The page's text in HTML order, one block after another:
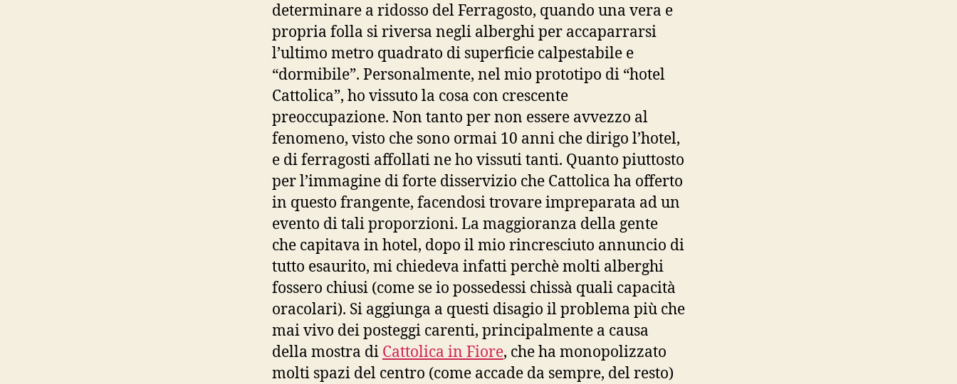
determinare a ridosso del Ferragosto, quando una vera e
propria folla si riversa negli alberghi per accaparrarsi
l’ultimo metro quadrato di superficie calpestabile e
“dormibile”. Personalmente, nel mio prototipo di “hotel
Cattolica”, ho vissuto la cosa con crescente
preoccupazione. Non tanto per non essere avvezzo al
fenomeno, visto che sono ormai 10 anni che dirigo l’hotel,
e di ferragosti affollati ne ho vissuti tanti. Quanto piuttosto
per l’immagine di forte disservizio che Cattolica ha offerto
in questo frangente, facendosi trovare impreparata ad un
evento di tali proporzioni. La maggioranza della gente
che capitava in hotel, dopo il mio rincresciuto annuncio di
tutto esaurito, mi chiedeva infatti perchè molti alberghi
fossero chiusi (come se io possedessi chissà quali capacità
oracolari). Si aggiunga a questi disagio il problema più che
mai vivo dei posteggi carenti, principalmente a causa
della mostra di Cattolica in Fiore, che ha monopolizzato
molti spazi del centro (come accade da sempre, del resto)